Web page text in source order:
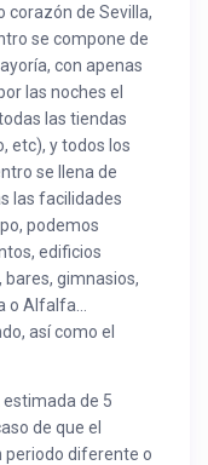
corazón de Sevilla,
se compone de
con apenas
las noches el
las tiendas
etc), y todos los
se llena de
las facilidades
podemos
edificios
bares, gimnasios,
o Alfalfa…
así como el
estimada de 5
de que el
periodo diferente o